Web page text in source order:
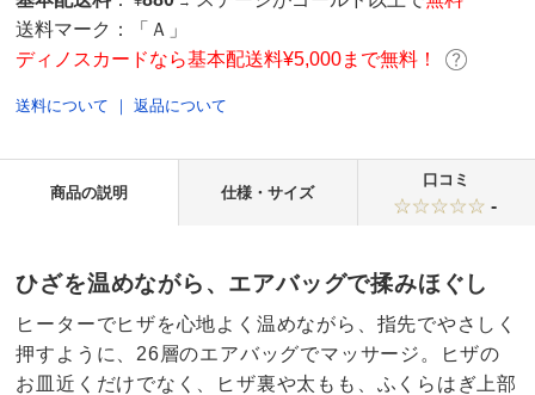
送料マーク：
「Ａ」
ディノスカードなら基本配送料¥5,000まで無料！
送料について ｜返品について
商品の説明 仕様・サイズ
口コミ
-
ひざを温めながら、エアバッグで揉みほぐし
ヒーターでヒザを心地よく温めながら、指先でやさしく
押すように、26層のエアバッグでマッサージ。ヒザの
お皿近くだけでなく、ヒザ裏や太もも、ふくらはぎ上部